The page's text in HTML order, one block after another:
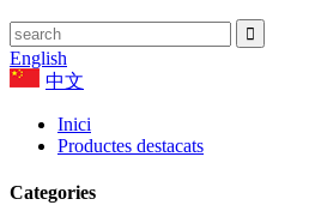
English
中文
Inici
Productes destacats
Categories